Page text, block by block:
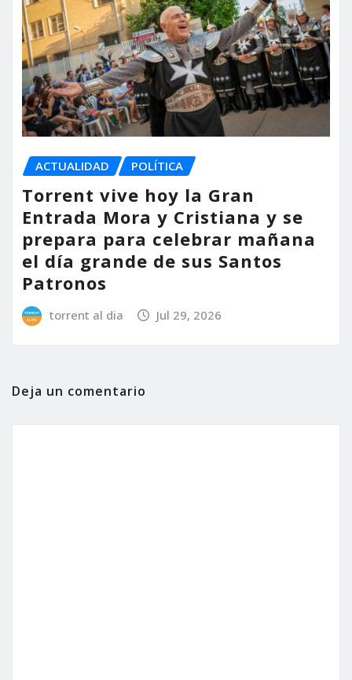
ACTUALIDAD POLÍTICA
Torrent vive hoy la Gran
Entrada Mora y Cristiana y se
prepara para celebrar mañana
el día grande de sus Santos
Patronos
torrent al dia Jul 29, 2026
Deja un comentario